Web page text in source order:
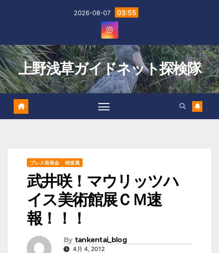
2026-08-07 03:55
上野浅草ガイドネット探検隊
プレス発表会 特派員
武井咲！マウリッツハ
イス美術館展ＣＭ速
報！！！
By tankentai_blog
4月 4, 2012